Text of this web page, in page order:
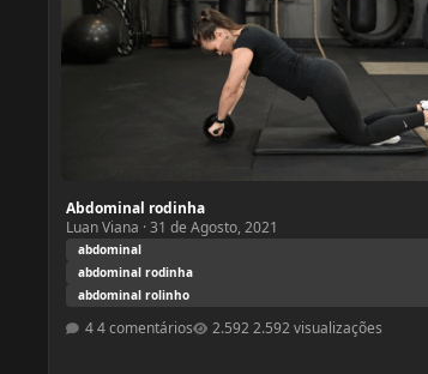
Abdominal rodinha
Luan Viana ·31 de Agosto, 2021
abdominal
abdominal rodinha
abdominal rolinho
4 comentários 2.592 visualizações